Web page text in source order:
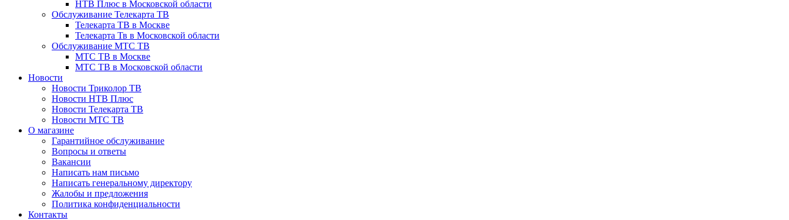
НТВ Плюс в Московской области
Обслуживание Телекарта ТВ
Телекарта ТВ в Москве
Телекарта Тв в Московской области
Обслуживание МТС ТВ
МТС ТВ в Москве
МТС ТВ в Московской области
Новости
Новости Триколор ТВ
Новости НТВ Плюс
Новости Телекарта ТВ
Новости МТС ТВ
О магазине
Гарантийное обслуживание
Вопросы и ответы
Вакансии
Написать нам письмо
Написать генеральному директору
Жалобы и предложения
Политика конфиденциальности
Контакты